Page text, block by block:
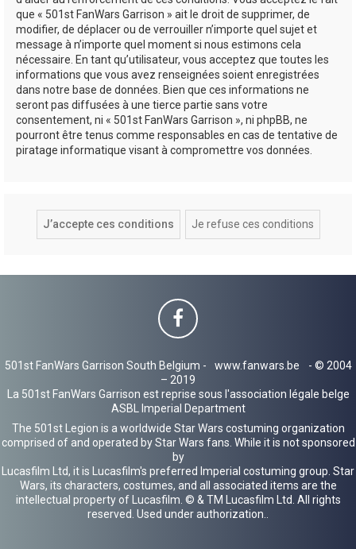
que « 501st FanWars Garrison » ait le droit de supprimer, de
modifier, de déplacer ou de verrouiller n’importe quel sujet et
message à n’importe quel moment si nous estimons cela
nécessaire. En tant qu’utilisateur, vous acceptez que toutes les
informations que vous avez renseignées soient enregistrées
dans notre base de données. Bien que ces informations ne
seront pas diffusées à une tierce partie sans votre
consentement, ni « 501st FanWars Garrison », ni phpBB, ne
pourront être tenus comme responsables en cas de tentative de
piratage informatique visant à compromettre vos données.
501st FanWars Garrison South Belgium - www.fanwars.be
- © 2004
– 2019
La 501st FanWars Garrison est reprise sous l'association légale belge
ASBL Imperial Department
The 501st Legion is a worldwide Star Wars costuming organization
comprised of and operated by Star Wars fans. While it is not sponsored
by
Lucasfilm Ltd, it is Lucasfilm's preferred Imperial costuming group. Star
Wars, its characters, costumes, and all associated items are the
intellectual property of Lucasfilm. © & TM Lucasfilm Ltd. All rights
reserved. Used under authorization..